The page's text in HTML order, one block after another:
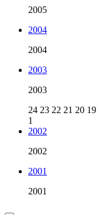
2005
2004
2004
2003
2003
24 23 22 21 20 19
1
2002
2002
2001
2001